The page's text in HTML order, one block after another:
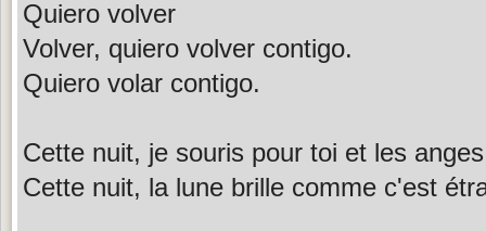
Quiero volver
Volver, quiero volver contigo.
Quiero volar contigo.
Cette nuit, je souris pour toi et les
Cette nuit, la lune brille comme c'est